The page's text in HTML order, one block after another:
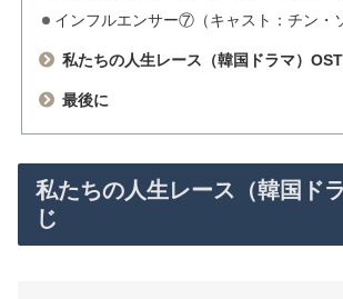
インフルエンサー⑦（キャスト：チン・
私たちの人生レース（韓国ドラマ）OST
最後に
私たちの人生レース（韓国ド
じ